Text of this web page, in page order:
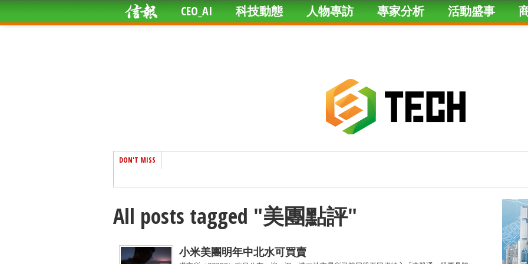
CEO_AI 科技動態 人物專訪 專家分析 活動盛事
DON'T MISS
All posts tagged "美團點評"
小米美團明年中北水可買賣